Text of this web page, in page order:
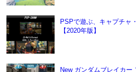
PSPで遊ぶ、キャプチャ
【2020年版】
New ガンダムブレイカー